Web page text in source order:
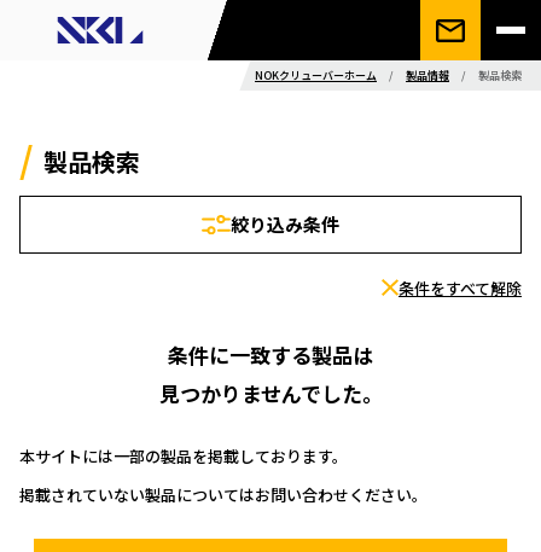
NOKクリューバーホーム / 製品情報 / 製品検索
製品検索
絞り込み条件
条件をすべて解除
条件に一致する製品は
見つかりませんでした。
本サイトには一部の製品を掲載しております。
掲載されていない製品についてはお問い合わせください。